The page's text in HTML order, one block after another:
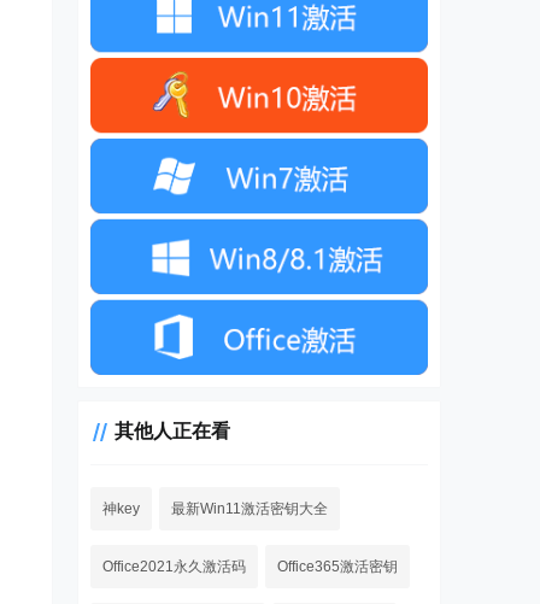
其他人正在看
神key 最新Win11激活密钥大全
Office2021永久激活码 Office365激活密钥